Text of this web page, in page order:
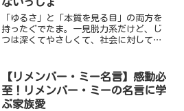
「ゆるさ」と「本質を見る目」の両方を
持ったぐでたま。一見脱力系だけど、じ
つは深くてやさしくて、社会に対してち
共感できる名言を集めました。
【リメンバー・ミー名言】感動必
至！リメンバー・ミーの名言に学
ぶ家族愛